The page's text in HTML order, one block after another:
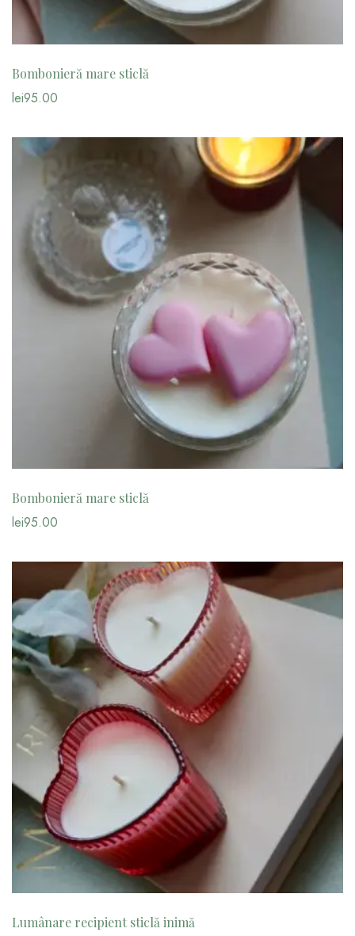
Bombonieră mare sticlă
lei95.00
Bombonieră mare sticlă
lei95.00
Lumânare recipient sticlă inimă